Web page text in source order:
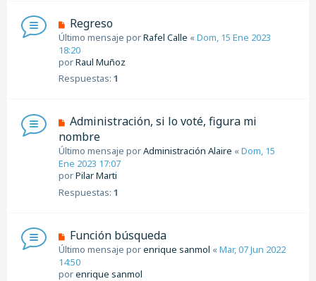
Regreso
Último mensaje porRafel Calle «Dom, 15 Ene 2023
18:20
porRaul Muñoz
Respuestas: 1
Administración, si lo voté, figura mi
nombre
Último mensaje porAdministración Alaire «Dom, 15
Ene 2023 17:07
porPilar Marti
Respuestas: 1
Función búsqueda
Último mensaje porenrique sanmol «Mar, 07 Jun 2022
14:50
porenrique sanmol